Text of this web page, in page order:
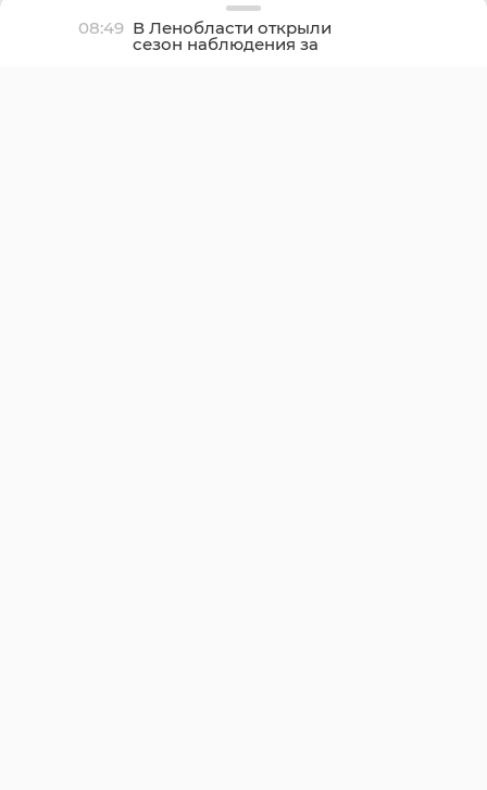
08:49 В Ленобласти открыли
сезон наблюдения за